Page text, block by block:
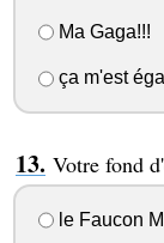
Ma Gaga!!!
ça m'est égal
Votre fond
le Faucon